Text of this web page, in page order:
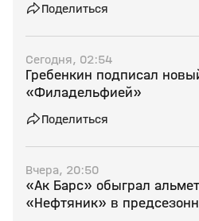
Поделиться
Сегодня, 02:54
Гребенкин подписал
«Филадельфией»
Поделиться
Вчера, 20:50
«Ак Барс» обыграл
«Нефтяник» в